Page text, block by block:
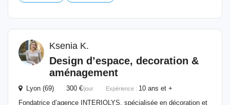
Ksenia K.
Design d’espace, decoration &
aménagement
Lyon (69) 300 €/jour Expérience : 10 ans et +
Fondatrice d’agence INTERIOLYS, spécialisée en décoration et